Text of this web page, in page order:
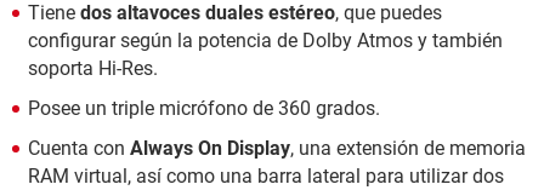
Tiene dos altavoces duales estéreo, que puedes
configurar según la potencia de Dolby Atmos y también
soporta Hi-Res.
Posee un triple micrófono de 360 grados.
Cuenta con Always On Display, una extensión de memoria
RAM virtual, así como una barra lateral para utilizar dos